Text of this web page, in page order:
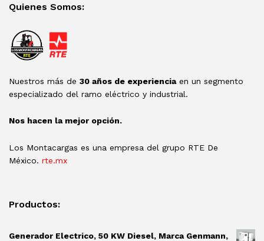
Quienes Somos:
Nuestros más de 30 años de experienciaen un segmento
especializado del ramo eléctrico y industrial.
Nos hacen la mejor opción.
Los Montacargas es una empresa del grupo RTE De
México. rte.mx
Productos:
Generador Electrico, 50 KW Diesel, Marca Genmann,